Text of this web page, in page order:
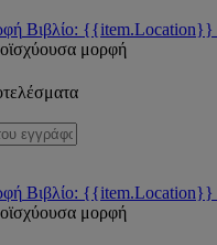
Βιβλίο: {{item.Location}}
μορφή
Βιβλίο: {{item.Location}}
μορφή